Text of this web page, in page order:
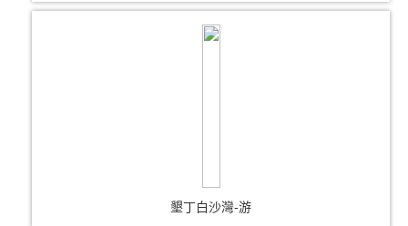
墾丁白沙灣-游